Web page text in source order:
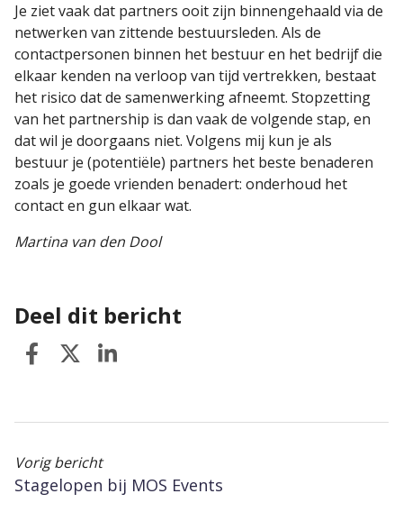
Je ziet vaak dat partners ooit zijn binnengehaald via de
netwerken van zittende bestuursleden. Als de
contactpersonen binnen het bestuur en het bedrijf die
elkaar kenden na verloop van tijd vertrekken, bestaat
het risico dat de samenwerking afneemt. Stopzetting
van het partnership is dan vaak de volgende stap, en
dat wil je doorgaans niet. Volgens mij kun je als
bestuur je (potentiële) partners het beste benaderen
zoals je goede vrienden benadert: onderhoud het
contact en gun elkaar wat.
Martina van den Dool
Deel dit bericht
Vorig bericht
Stagelopen bij MOS Events